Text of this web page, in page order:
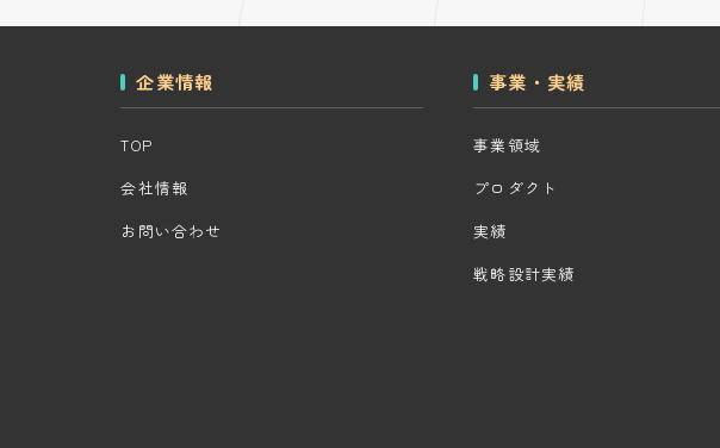
企業情報
TOP
会社情報
お問い合わせ
事業・実績
事業領域
プロダクト
実績
戦略設計実績